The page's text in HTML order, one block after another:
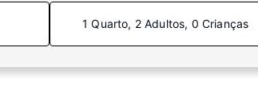
1 Quarto, 2 Adultos, 0 Crianças